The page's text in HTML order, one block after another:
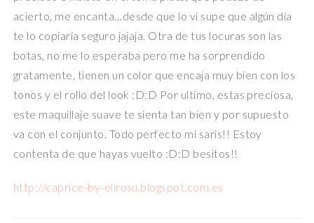
acierto, me encanta…desde que lo vi supe que algún día
te lo copiaría seguro jajaja. Otra de tus locuras son las
botas, no me lo esperaba pero me ha sorprendido
gratamente, tienen un color que encaja muy bien con los
tonos y el rollo del look :D:D Por ultimo, estas preciosa,
este maquillaje suave te sienta tan bien y por supuesto
va con el conjunto. Todo perfecto mi saris!! Estoy
contenta de que hayas vuelto :D:D besitos!!
http://caprice-by-elirosu.blogspot.com.es